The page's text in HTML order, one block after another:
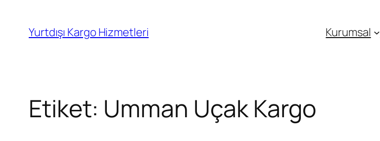
Yurtdışı Kargo Hizmetleri Kurumsal
Etiket: Umman Uçak Kargo